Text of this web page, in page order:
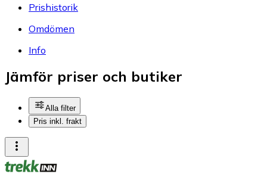
Prishistorik
Omdömen
Info
Jämför priser och butiker
Alla filter
Pris inkl. frakt